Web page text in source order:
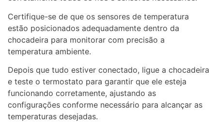
Certifique-se de que os sensores de temperatura
estão posicionados adequadamente dentro da
chocadeira para monitorar com precisão a
temperatura ambiente.
Depois que tudo estiver conectado, ligue a chocadeira
e teste o termostato para garantir que ele esteja
funcionando corretamente, ajustando as
configurações conforme necessário para alcançar as
temperaturas desejadas.